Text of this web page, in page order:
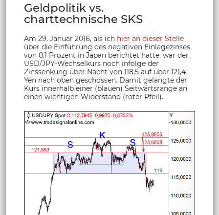
Geldpolitik vs.
charttechnische SKS
Am 29. Januar 2016, als ich hier an dieser Stelle
über die Einführung des negativen Einlagezinses
von 0,1 Prozent in Japan berichtet hatte, war der
USD/JPY-Wechselkurs noch infolge der
Zinssenkung über Nacht von 118,5 auf über 121,4
Yen nach oben geschossen. Damit gelangte der
Kurs innerhalb einer (blauen) Seitwärtsrange an
einen wichtigen Widerstand (roter Pfeil).